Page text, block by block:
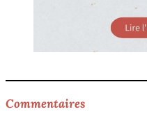
Commentaires